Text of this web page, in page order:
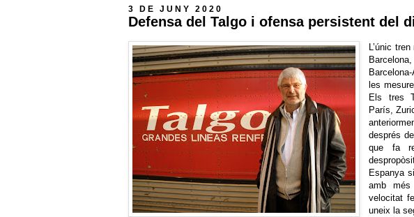
3 DE JUNY 2020
Defensa del Talgo i ofensa persistent del
L’únic
les
Els tres
París,
després
que fa
Espanya
amb més
velocitat
uneix la